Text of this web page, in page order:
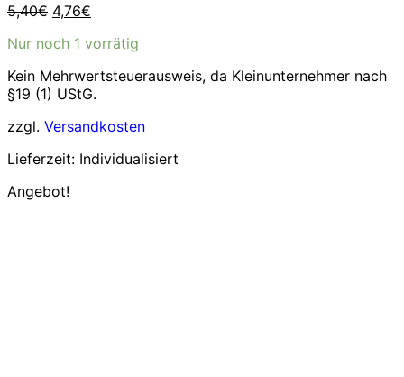
5,40€ Ursprünglicher
war:
4,76€
ist:
Nur noch 1 vorrätig
Kein Mehrwertsteuerausweis, da Kleinunternehmer nach
§19 (1) UStG.
zzgl. Versandkosten
Lieferzeit: Individualisiert
Angebot!